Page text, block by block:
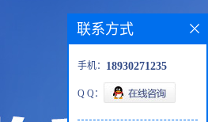
联系方式
手机： 18930271235
Q Q：